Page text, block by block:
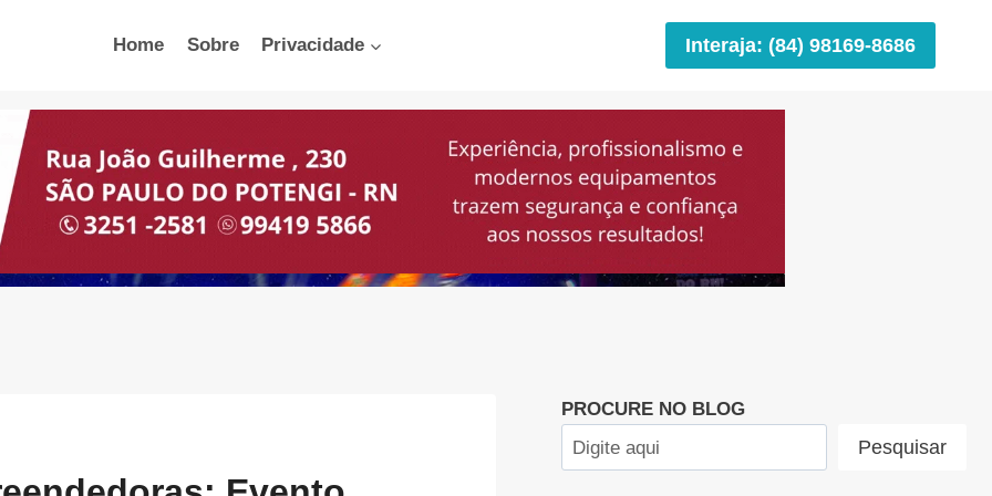
Home Sobre Privacidade Interaja: (84) 98169-8686
PROCURE NO BLOG
Pesquisar